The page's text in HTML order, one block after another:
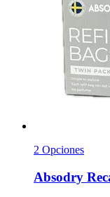
2 Opciones
Absodry